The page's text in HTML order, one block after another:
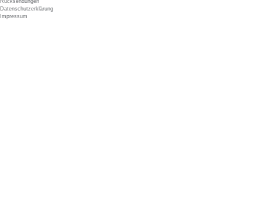
Rücksendungen
Datenschutzerklärung
Impressum